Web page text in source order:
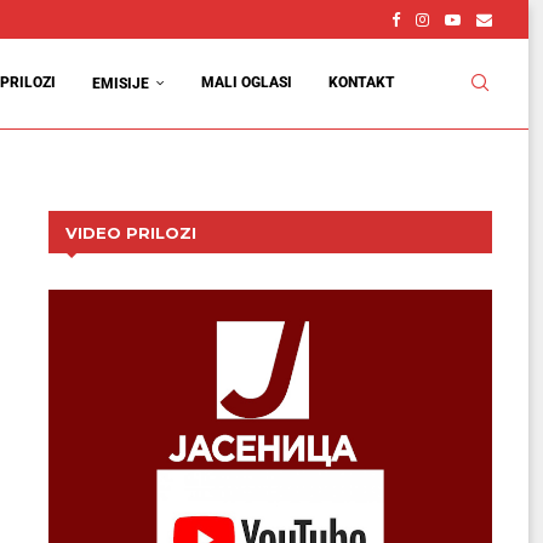
PRILOZI EMISIJE MALI OGLASI KONTAKT
VIDEO PRILOZI